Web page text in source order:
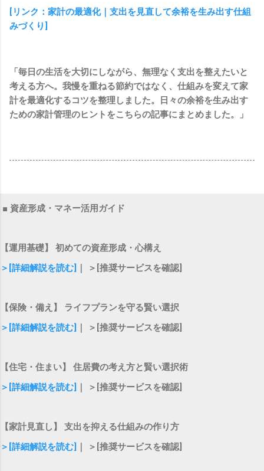
[リンク：家計の最適化｜支出を見直して余裕を生み出す仕組
みづくり]
「毎日の生活を大切にしながら、無理なく支出を整えたいと
考える方へ。我慢を重ねる節約ではなく、仕組みを変えて家
計を最適化するコツを整理しました。日々の余裕を生み出す
ための家計管理のヒントをこちらの記事にまとめました。」
■ 資産形成・マネー活用ガイド
【運用基礎】 初めての資産形成・心構え
＞[詳細解説を読む]
｜ ＞[推奨サービスを確認]
【保険・備え】 ライフプランを守る賢い選択
＞[詳細解説を読む]
｜ ＞[推奨サービスを確認]
【住宅・住まい】 住居費の考え方と賢い選択術
＞[詳細解説を読む]
｜ ＞[推奨サービスを確認]
【家計見直し】 支出を抑える仕組みの作り方
＞[詳細解説を読む]
｜ ＞[推奨サービスを確認]